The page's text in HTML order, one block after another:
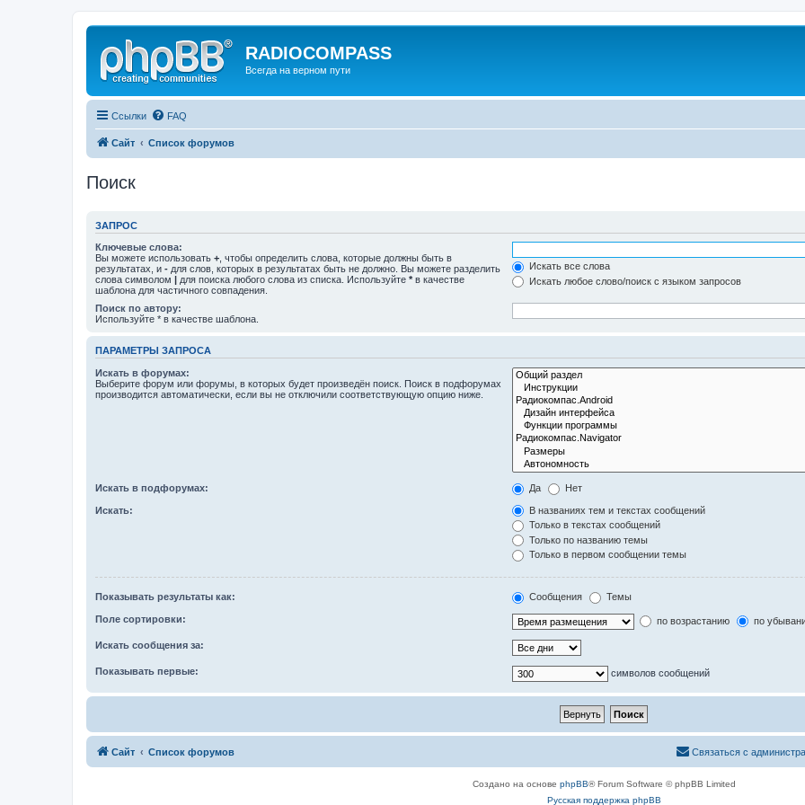
RADIOCOMPASS
Всегда на верном пути
Ссылки FAQ
Сайт Список форумов
Поиск
ЗАПРОС
Ключевые слова:
Вы можете использовать + , чтобы определить слова, которые должны быть в
результатах, и - для слов, которых в результатах быть не должно. Вы можете разделить
слова символом | для поиска любого слова из списка. Используйте * в качестве
шаблона для частичного совпадения.
Искать все слова
Искать любое слово/поиск с языком запросов
Поиск по автору:
Используйте * в качестве шаблона.
ПАРАМЕТРЫ ЗАПРОСА
Искать в форумах:
Выберите форум или форумы, в которых будет произведён поиск. Поиск в подфорумах
производится автоматически, если вы не отключили соответствующую опцию ниже.
Искать в подфорумах: Да Нет
Искать:
В названиях тем и текстах сообщений
Только в текстах сообщений
Только по названию темы
Только в первом сообщении темы
Показывать результаты как: Сообщения Темы
Поле сортировки: по возрастанию по
Искать сообщения за:
Показывать первые: символов сообщений
Сайт Список форумов Связаться с
Создано на основе phpBB® Forum Software © phpBB Limited
Русская поддержка phpBB